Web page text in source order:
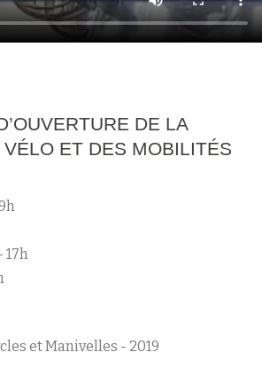
DE LA
ET DES MOBILITÉS
17h
et Manivelles - 2019